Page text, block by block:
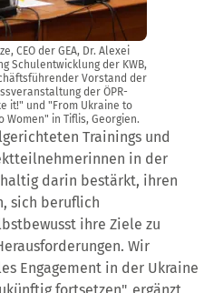
CEO der GEA, Dr. Alexei
Schulentwicklung der KWB,
Vorstand der
der ÖPR-
it!" und "From Ukraine to
Women" in Tiflis, Georgien.
Trainings und
in der
darin bestärkt, ihren
sich beruflich
ihre Ziele zu
Wir
Engagement in der Ukraine